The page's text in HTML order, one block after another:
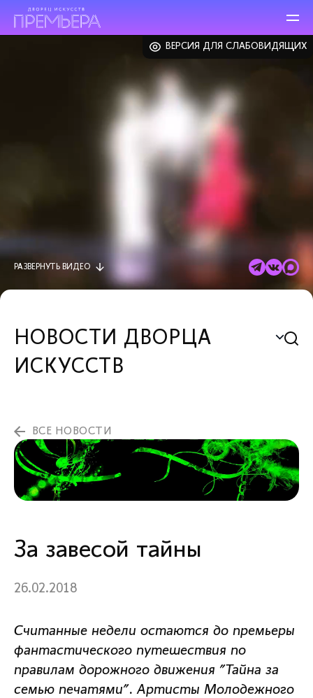
ВЕРСИЯ ДЛЯ СЛАБОВИДЯЩИХ
РАЗВЕРНУТЬ ВИДЕО
НОВОСТИ ДВОРЦА
ИСКУССТВ
ВСЕ НОВОСТИ
За завесой тайны
26.02.2018
Считанные недели остаются до премьеры
фантастического путешествия по
правилам дорожного движения "Тайна за
семью печатями". Артисты Молодежного